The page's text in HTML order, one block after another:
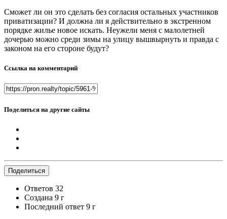
Сможет ли он это сделать без согласия остальных участников
приватизации? И должна ли я действительно в экстренном
порядке жилье новое искать. Неужели меня с малолетней
дочерью можно среди зимы на улицу вышвырнуть и правда с
законом на его стороне будут?
Ссылка на комментарий
Поделиться на другие сайты
Поделиться
Ответов 32
Создана 9 г
Последний ответ 9 г